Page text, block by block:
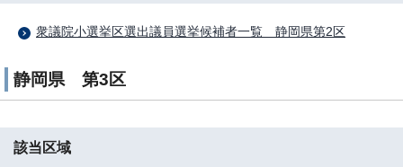
衆議院小選挙区選出議員選挙候補者一覧 静岡県第2区
静岡県 第3区
該当区域